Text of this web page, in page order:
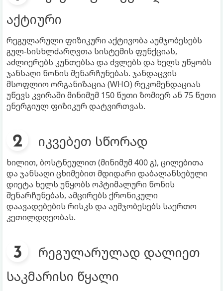
აქტიური
რეგულარული ფიზიკური აქტივობა აუმჯობესებს
გულ-სისხლძარღვთა სისტემის ფუნქციას,
აძლიერებს კუნთებსა და ძვლებს და ხელს უწყობს
ჯანსაღი წონის შენარჩუნებას. ჯანდაცვის
მსოფლიო ორგანიზაცია (WHO) რეკომენდაციას
უწევს კვირაში მინიმუმ 150 წუთი ზომიერ ან 75 წუთი
ენერგიულ ფიზიკურ დატვირთვას.
იკვებეთ სწორად
ხილით, ბოსტნეულით (მინიმუმ 400 გ), ცილებითა
და ჯანსაღი ცხიმებით მდიდარი დაბალანსებული
დიეტა ხელს უწყობს ოპტიმალური წონის
შენარჩუნებას, ამცირებს ქრონიკული
დაავადებების რისკს და აუმჯობესებს საერთო
კეთილდღეობას.
რეგულარულად დალიეთ
საკმარისი წყალი